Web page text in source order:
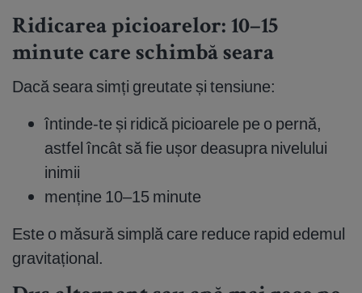
Ridicarea picioarelor: 10–15
minute care schimbă seara
Dacă seara simți greutate și tensiune:
întinde-te și ridică picioarele pe o pernă,
astfel încât să fie ușor deasupra nivelului
inimii
menține 10–15 minute
Este o măsură simplă care reduce rapid edemul
gravitațional.